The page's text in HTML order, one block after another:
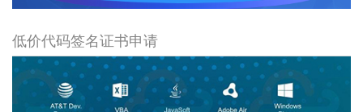
低价代码签名证书申请